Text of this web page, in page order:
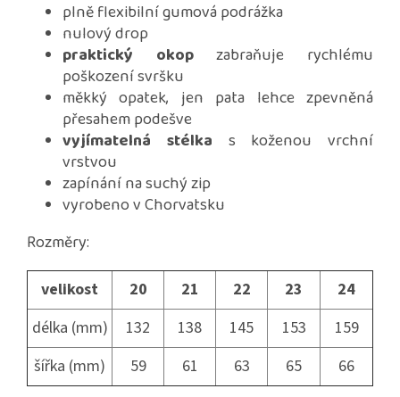
plně flexibilní gumová podrážka
nulový drop
praktický okopzabraňuje rychlému
poškození svršku
měkký opatek, jen pata lehce zpevněná
přesahem podešve
vyjímatelná stélka s koženou vrchní
vrstvou
zapínání na suchý zip
vyrobeno v Chorvatsku
Rozměry:
velikost 20 21 22 23
24
délka (mm)
132 138 145 153
159
šířka (mm)
59 61 63 65 66